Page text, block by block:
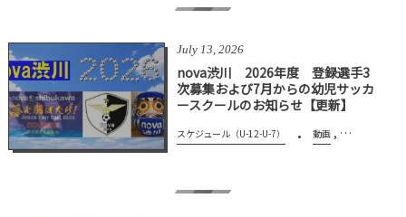
July 13,2026
nova渋川 2026年度 登録選手3
次募集および7月からの幼児サッカ
ースクールのお知らせ【更新】
スケジュール（U-12-U-7） 動画 , …